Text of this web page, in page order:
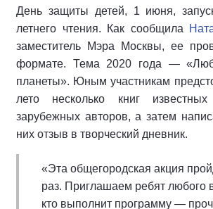
День защиты детей, 1 июня,
летнего чтения. Как сообщила
заместитель Мэра Москвы, ее
формате. Тема 2020 года —
планеты». Юным участникам
лето несколько книг
зарубежных авторов, а затем
них отзыв в творческий дневник.
«Эта общегородская акция
раз. Приглашаем ребят любого
кто выполнит программу —